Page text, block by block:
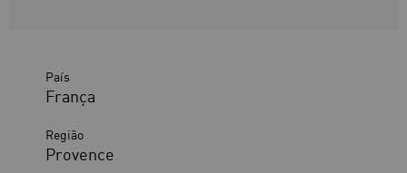
País
França
Região
Provence